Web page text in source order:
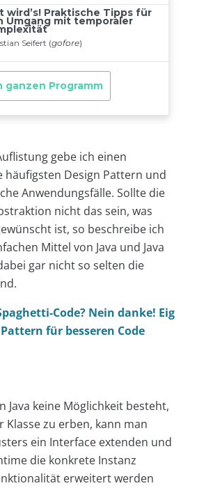
gebe ich einen
häufigsten Design Pattern und
Anwendungsfälle. Sollte die
nicht das sein, was
ist, so beschreibe ich
Mittel von Java und Java
gar nicht so selten die
Code? Nein danke! Eig
für besseren Code
Java keine Möglichkeit besteht,
Klasse zu erben, kann man
ein Interface extenden und
die konkrete Instanz
erweitert werden